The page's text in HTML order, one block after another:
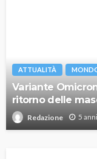
ATTUALITÀ
Variante
ritorno delle
Redazione 5